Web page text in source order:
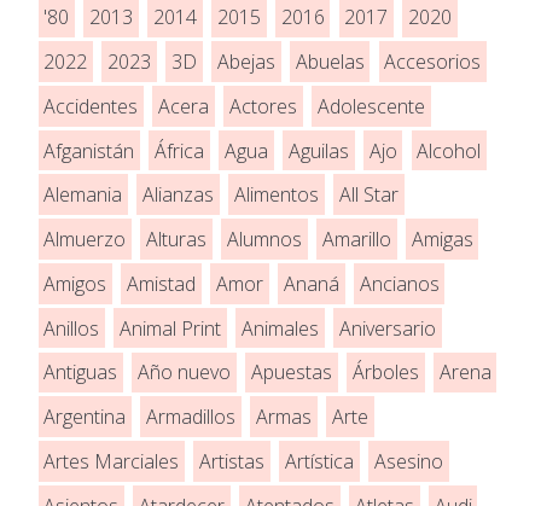
'80 2013 2014 2015 2016 2017
2020
2022
2023 3D Abejas Abuelas
Accesorios
Accidentes
Acera Actores
Adolescente
Afganistán
África Agua Aguilas Ajo
Alcohol
Alemania
Alianzas Alimentos
All Star
Almuerzo
Alturas Alumnos Amarillo
Amigas
Amigos
Amistad Amor Ananá
Ancianos
Anillos
Animal Print Animales
Aniversario
Antiguas
Año nuevo Apuestas Árboles
Arena
Argentina
Armadillos Armas
Arte
Artes Marciales
Artistas Artística
Asesino